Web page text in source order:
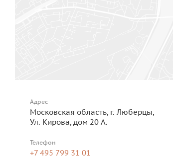
Адрес
Московская область, г. Люберцы,
Ул. Кирова, дом 20 А.
Телефон
+7 495 799 31 01